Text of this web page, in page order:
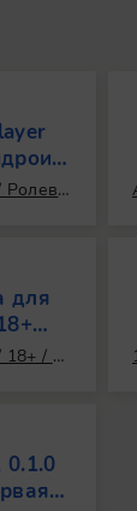
Android Игры / Ролевые / Популярные / Аниме / Стратегии / 2D / Топ 100 / Моды
для
Android Игры / 18+ / Для взрослых / 2D / Симуляторы / Популярные
0.1.0